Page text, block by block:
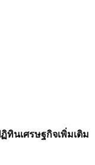
ทินเศรษฐกิจเพิ่มเติม